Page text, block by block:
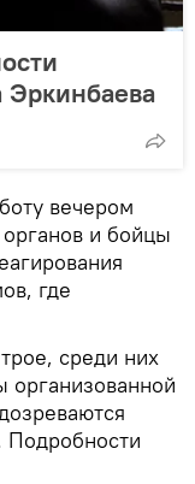
Эркинбаева
вечером
и бойцы
где
среди них
организованной
Подробности